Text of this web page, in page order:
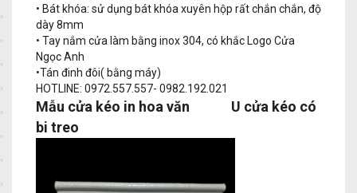
• Bát khóa: sử dụng bát khóa xuyên hộp rất chắn chắn, độ
dày 8mm
• Tay nắm cửa làm bằng inox 304, có khắc Logo Cửa
Ngọc Anh
•Tán đinh đôi( bằng máy)
HOTLINE: 0972.557.557- 0982.192.021
Mẫu cửa kéo in hoa văn U cửa kéo có
bi treo